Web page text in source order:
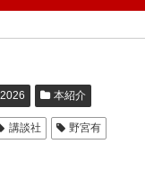
本紹介
講談社 野宮有